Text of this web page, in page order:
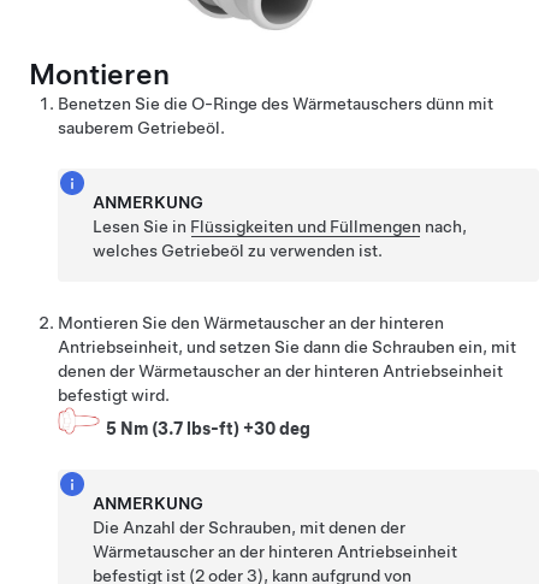
Montieren
Benetzen Sie die O-Ringe des Wärmetauschers dünn mit
sauberem Getriebeöl.
ANMERKUNG
Lesen Sie in Flüssigkeiten und Füllmengen nach,
welches Getriebeöl zu verwenden ist.
Montieren Sie den Wärmetauscher an der hinteren
Antriebseinheit, und setzen Sie dann die Schrauben ein, mit
denen der Wärmetauscher an der hinteren Antriebseinheit
befestigt wird.
5 Nm (3.7 lbs-ft) +30 deg
ANMERKUNG
Die Anzahl der Schrauben, mit denen der
Wärmetauscher an der hinteren Antriebseinheit
befestigt ist (2 oder 3), kann aufgrund von